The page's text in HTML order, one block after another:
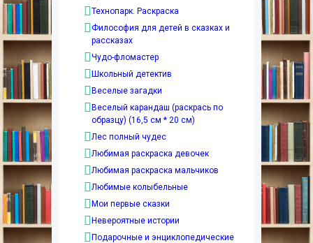
Технопарк. Раскраска
Философия для детей в сказках и
рассказах
Чудо-фломастер
Школьный детектив
Веселые загадки
Веселый карандаш (раскрась по
образцу) (16,5 см * 20 см)
Лес полный чудес
Любимая раскраска девочек
Любимая раскраска мальчиков
Любимые колыбельные
Мои первые сказки
Невероятные истории
Подарочные и энциклопедические